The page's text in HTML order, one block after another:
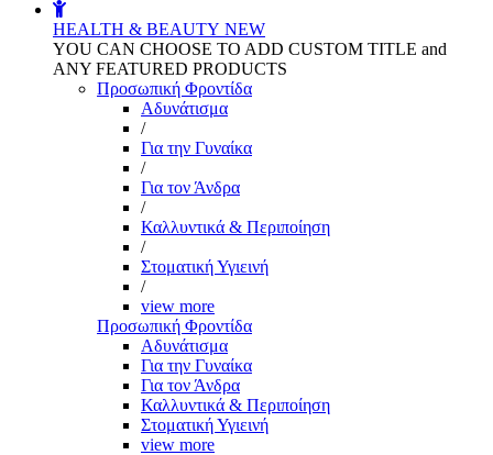
HEALTH & BEAUTY NEW
YOU CAN CHOOSE TO ADD CUSTOM TITLE and
ANY FEATURED PRODUCTS
Προσωπική Φροντίδα
Αδυνάτισμα
/
Για την Γυναίκα
/
Για τον Άνδρα
/
Καλλυντικά & Περιποίηση
/
Στοματική Υγιεινή
/
view more
Προσωπική Φροντίδα
Αδυνάτισμα
Για την Γυναίκα
Για τον Άνδρα
Καλλυντικά & Περιποίηση
Στοματική Υγιεινή
view more